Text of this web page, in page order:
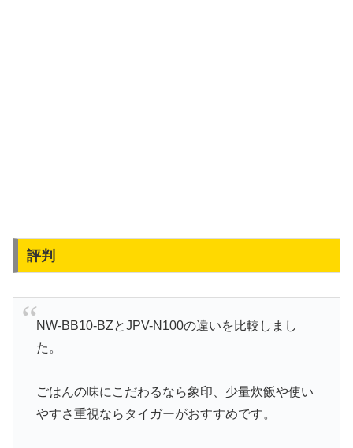
評判
NW-BB10-BZとJPV-N100の違いを比較しまし
た。
ごはんの味にこだわるなら象印、少量炊飯や使い
やすさ重視ならタイガーがおすすめです。